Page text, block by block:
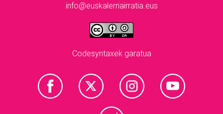
info@euskalerriairratia.eus
Codesyntaxek garatua